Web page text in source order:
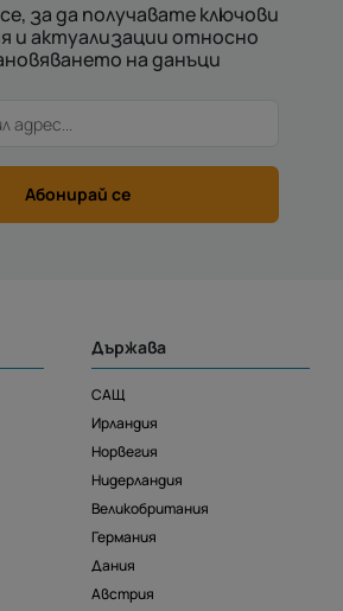
за да получавате ключови
и актуализации относно
на данъци
Абонирай се
Държава
САЩ
Ирландия
Норвегия
Нидерландия
Великобритания
Германия
Дания
Австрия